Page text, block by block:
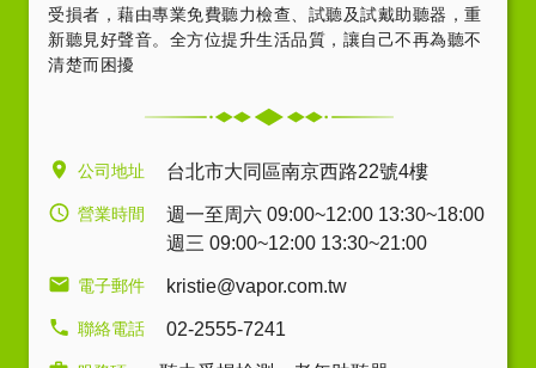
受損者，藉由專業免費聽力檢查、試聽及試戴助聽器，重
新聽見好聲音。全方位提升生活品質，讓自己不再為聽不
清楚而困擾
公司地址 台北市大同區南京西路22號4樓
營業時間
週一至周六 09:00~12:00 13:30~18:00
週三 09:00~12:00 13:30~21:00
電子郵件 kristie@vapor.com.tw
聯絡電話 02-2555-7241